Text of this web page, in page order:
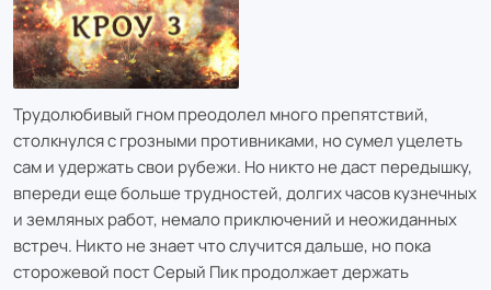
Трудолюбивый гном преодолел много препятствий,
столкнулся с грозными противниками, но сумел уцелеть
сам и удержать свои рубежи. Но никто не даст передышку,
впереди еще больше трудностей, долгих часов кузнечных
и земляных работ, немало приключений и неожиданных
встреч. Никто не знает что случится дальше, но пока
сторожевой пост Серый Пик продолжает держать